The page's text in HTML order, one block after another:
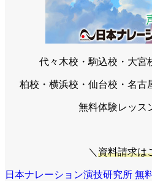
代々木校・駒込校・大宮
柏校・横浜校・仙台校・名古
無料体験レッス
＼ 資料請求は
日本ナレーション演技研究所 無